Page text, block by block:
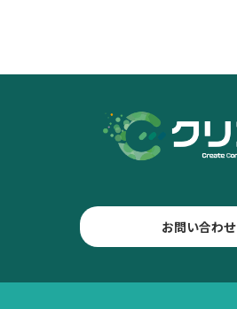
お問い合わせ